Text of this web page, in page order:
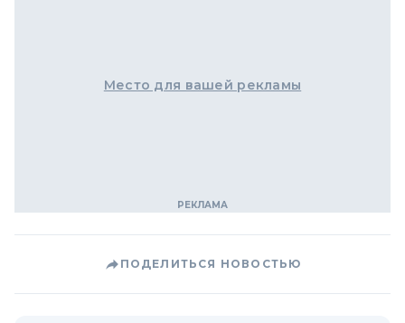
Место для вашей рекламы
ПОДЕЛИТЬСЯ НОВОСТЬЮ